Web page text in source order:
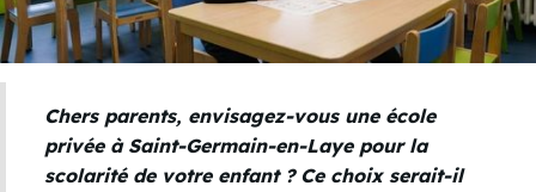
Chers parents, envisagez-vous une école
privée à Saint-Germain-en-Laye pour la
scolarité de votre enfant ? Ce choix serait-il